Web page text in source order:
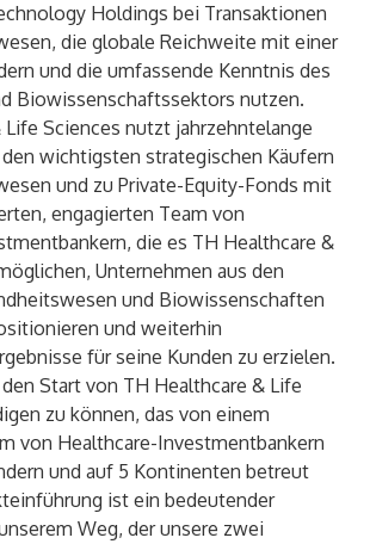
Holdings bei Transaktionen
die globale Reichweite mit einer
und die umfassende Kenntnis des
Biowissenschaftssektors nutzen.
Sciences nutzt jahrzehntelange
wichtigsten strategischen Käufern
und zu Private-Equity-Fonds mit
engagierten Team von
die es TH Healthcare &
Unternehmen aus den
und Biowissenschaften
und weiterhin
für seine Kunden zu erzielen.
Start von TH Healthcare & Life
zu können, das von einem
von Healthcare-Investmentbankern
und auf 5 Kontinenten betreut
ist ein bedeutender
Weg, der unsere zwei